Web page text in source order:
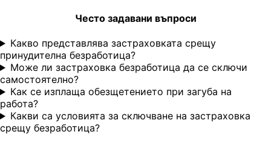
Често задавани въпроси
Какво представлява застраховката срещу
принудителна безработица?
Може ли застраховка безработица да се сключи
самостоятелно?
Как се изплаща обезщетението при загуба на
работа?
Какви са условията за сключване на застраховка
срещу безработица?